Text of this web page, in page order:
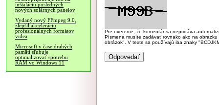
inštaláciu posledných
nových solárnych panelov
Vydaný nový FFmpeg 9.0,
zlepšil akceleráciu
profesionálnych formátov
videa
Microsoft v čase drahých
pamätí sľubuje
optimalizovať spotrebu
RAM vo Windows 11
Pre overenie, že komentár sa nepridáva
Písmená musíte zadávať rovnako ako na
obrázok". V texte sa používajú iba znaky